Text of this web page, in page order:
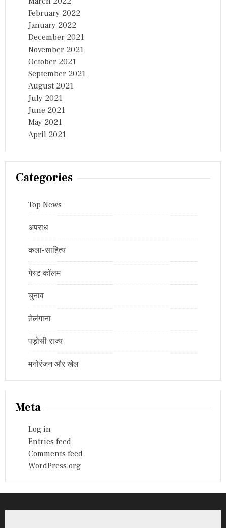
February 2022
January 2022
December 2021
November 2021
October 2021
September 2021
August 2021
July 2021
June 2021
May 2021
April 2021
Categories
Top News
अपराध
कला-साहित्य
गेस्ट कॉलम
चुनाव
तेलंगाना
पड़ोसी राज्य
मनोरंजन और खेल
Meta
Log in
Entries feed
Comments feed
WordPress.org